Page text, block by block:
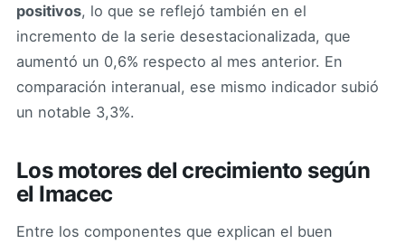
positivos, lo que se reflejó también en el
incremento de la serie desestacionalizada, que
aumentó un 0,6% respecto al mes anterior. En
comparación interanual, ese mismo indicador subió
un notable 3,3%.
Los motores del crecimiento según
el Imacec
Entre los componentes que explican el buen